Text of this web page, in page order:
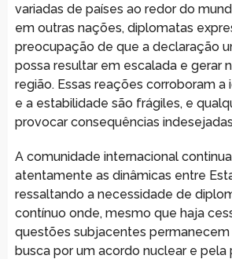
variadas de países ao redor do
em outras nações, diplomatas
preocupação de que a declaração
possa resultar em escalada e gerar
região. Essas reações corroboram a
e a estabilidade são frágiles, e
provocar consequências
A comunidade internacional
atentamente as dinâmicas entre
ressaltando a necessidade de
contínuo onde, mesmo que haja
questões subjacentes permanecem
busca por um acordo nuclear e pela